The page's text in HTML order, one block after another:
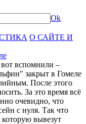
Ok
О САЙТЕ И
вспомнили –
закрыт в Гомеле
После этого
За это время всё
очевидно, что
с нуля. Так что
вывезут